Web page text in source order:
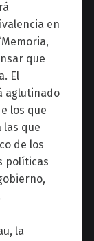
en
que
El
aglutinado
los que
las que
de los
políticas
la